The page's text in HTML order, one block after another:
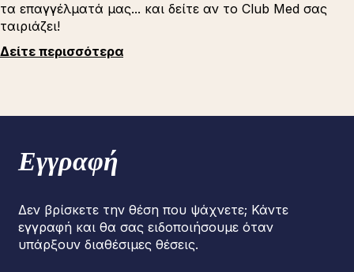
τα επαγγέλματά μας... και δείτε αν το Club Med σας
ταιριάζει!
Δείτε περισσότερα
Εγγραφή
Δεν βρίσκετε την θέση που ψάχνετε; Κάντε
εγγραφή και θα σας ειδοποιήσουμε όταν
υπάρξουν διαθέσιμες θέσεις.